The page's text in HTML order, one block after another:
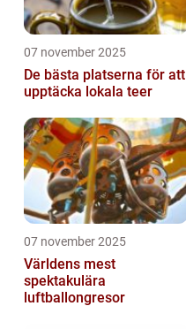
07 november 2025
De bästa platserna för att
upptäcka lokala teer
07 november 2025
Världens mest
spektakulära
luftballongresor